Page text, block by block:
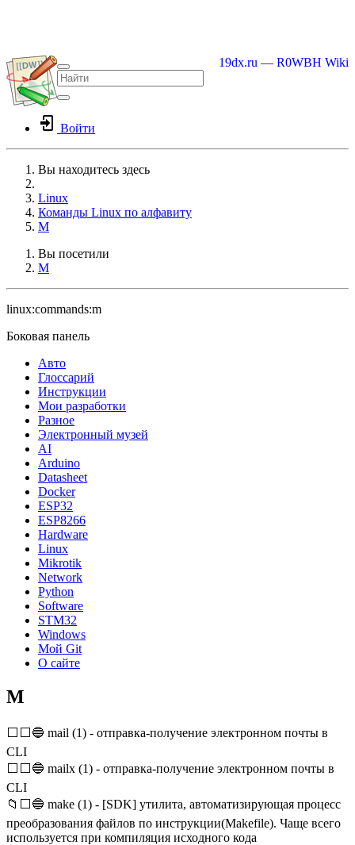
19dx.ru — R0WBH Wiki
Войти
Вы находитесь здесь
Linux
Команды Linux по алфавиту
M
Вы посетили
M
linux:commands:m
Боковая панель
Авто
Глоссарий
Инструкции
Мои разработки
Разное
Электронный музей
AI
Arduino
Datasheet
Docker
ESP32
ESP8266
Hardware
Linux
Mikrotik
Network
Python
Software
STM32
Windows
Мой Git
О сайте
M
⬜⬜🔵 mail (1) - отправка-получение электронном почты в
CLI
⬜⬜🔵 mailx (1) - отправка-получение электронном почты в
CLI
📁⬜🔵 make (1) - [SDK] утилита, автоматизирующая процесс
преобразования файлов по инструкции(Makefile). Чаще всего
используется при компиляция исходного кода